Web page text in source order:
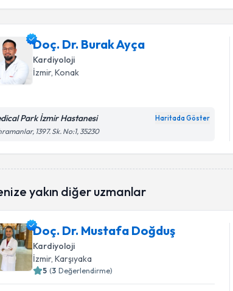
Doç. Dr. Burak Ayça
Kardiyoloji
İzmir, Konak
Park İzmir Hastanesi Haritada Göster
1397. Sk. No:1, 35230
yakın diğer uzmanlar
Doç. Dr. Mustafa Doğduş
Kardiyoloji
İzmir, Karşıyaka
5 (3 Değerlendirme)